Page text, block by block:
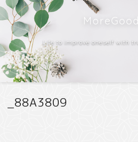
MoreGood
Life to improve oneself with
_88A3809